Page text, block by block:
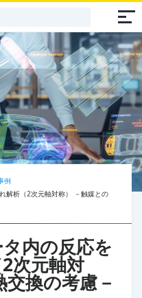
例
解析（2次元軸対称）​ －触媒との
内の反応を
次元軸対
換の考慮－